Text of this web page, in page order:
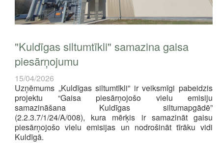
"Kuldīgas siltumtīkli" samazina gaisa
piesārņojumu
15/04/2026
Uzņēmums „Kuldīgas siltumtīkli” ir veiksmīgi pabeidzis
projektu “Gaisa piesārņojošo vielu emisiju
samazināšana Kuldīgas siltumapgādē”
(2.2.3.7/1/24/A/008), kura mērķis ir samazināt gaisu
piesārņojošo vielu emisijas un nodrošināt tīrāku vidi
Kuldīgā.